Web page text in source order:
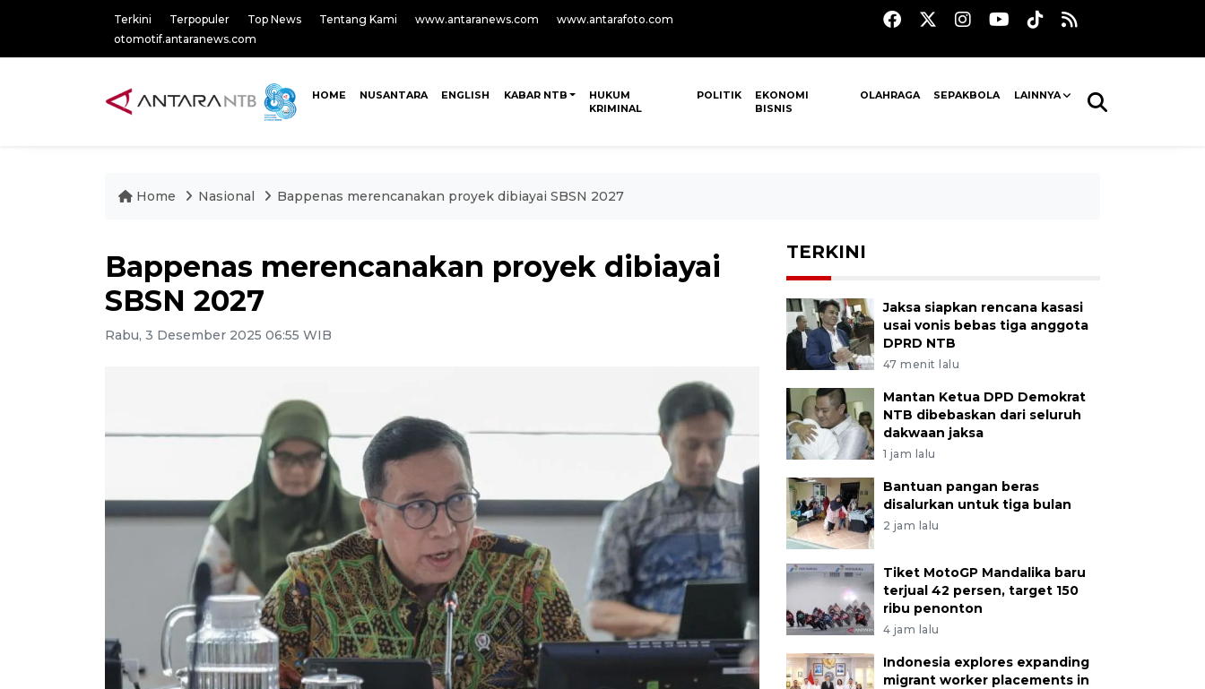
Terkini Terpopuler Top News Tentang Kami www.antaranews.com
www.antarafoto.com
otomotif.antaranews.com
HOME NUSANTARA ENGLISH KABAR NTB
HUKUM
KRIMINAL
POLITIK
EKONOMI
BISNIS
OLAHRAGA SEPAKBOLA LAINNYA
Home Nasional Bappenas merencanakan proyek dibiayai SBSN 2027
Bappenas merencanakan proyek dibiayai
SBSN 2027
Rabu, 3 Desember 2025 06:55 WIB
TERKINI
Jaksa siapkan rencana kasasi
usai vonis bebas tiga anggota
DPRD NTB
47 menit lalu
Mantan Ketua DPD Demokrat
NTB dibebaskan dari seluruh
dakwaan jaksa
1 jam lalu
Bantuan pangan beras
disalurkan untuk tiga bulan
2 jam lalu
Tiket MotoGP Mandalika baru
terjual 42 persen, target 150
ribu penonton
4 jam lalu
Indonesia explores expanding
migrant worker placements in